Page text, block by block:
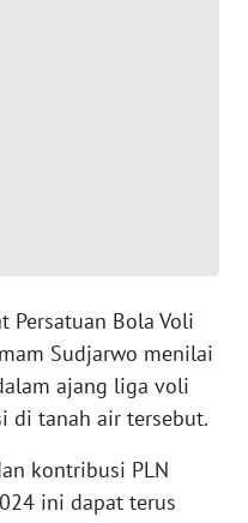
Persatuan Bola Voli
Sudjarwo menilai
ajang liga voli
di tanah air tersebut.
kontribusi PLN
ini dapat terus